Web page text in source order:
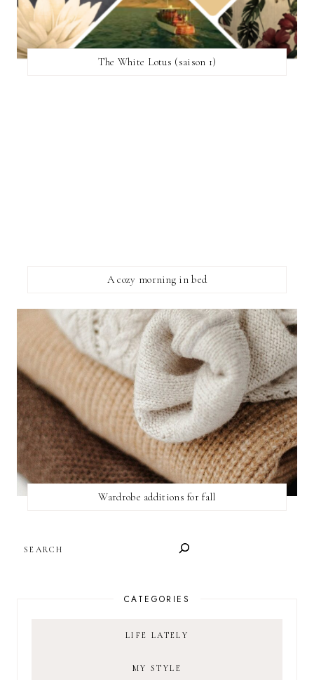
The White Lotus (saison 1)
A cozy morning in bed
Wardrobe additions for fall
CATEGORIES
LIFE LATELY
MY STYLE